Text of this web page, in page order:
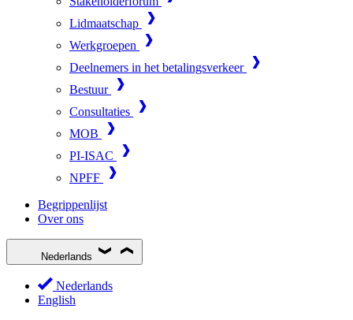
Lidmaatschap
Werkgroepen
Deelnemers in het betalingsverkeer
Bestuur
Consultaties
MOB
PI-ISAC
NPFF
Begrippenlijst
Over ons
Nederlands
Nederlands
English